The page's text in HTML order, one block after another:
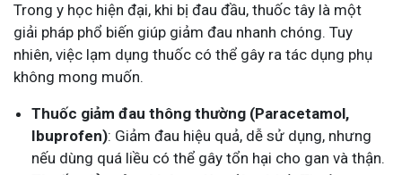
Trong y học hiện đại, khi bị đau đầu, thuốc tây là một
giải pháp phổ biến giúp giảm đau nhanh chóng. Tuy
nhiên, việc lạm dụng thuốc có thể gây ra tác dụng phụ
không mong muốn.
Thuốc giảm đau thông thường (Paracetamol,
Ibuprofen): Giảm đau hiệu quả, dễ sử dụng, nhưng
nếu dùng quá liều có thể gây tổn hại cho gan và thận.